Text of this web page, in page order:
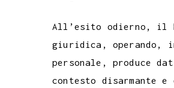
All’esito odierno, il
giuridica, operando,
personale, produce
contesto disarmante e